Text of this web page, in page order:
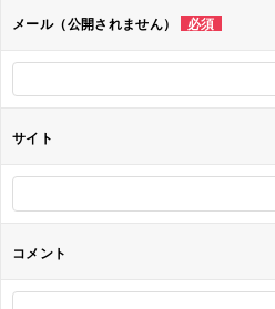
ョ
ン
メール（公開されません） 必須
サイト
コメント